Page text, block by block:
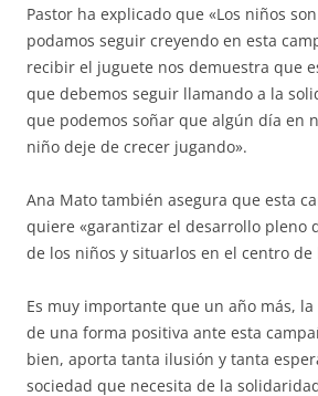
Pastor ha explicado que «Los niños
podamos seguir creyendo en esta
recibir el juguete nos demuestra que
que debemos seguir llamando a la
que podemos soñar que algún día en
niño deje de crecer jugando».
Ana Mato también asegura que esta
quiere «garantizar el desarrollo pleno
de los niños y situarlos en el centro
Es muy importante que un año más,
de una forma positiva ante esta
bien, aporta tanta ilusión y tanta
sociedad que necesita de la